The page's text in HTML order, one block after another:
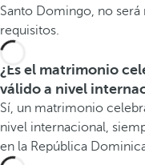
Santo Domingo, no
requisitos.
¿Es el matrimonio
válido a nivel
Sí, un matrimonio
nivel internacional,
en la República